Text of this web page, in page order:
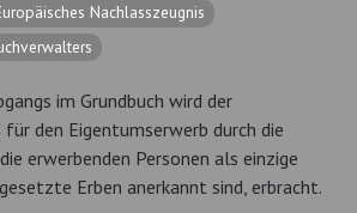
Nachlasszeugnis
im Grundbuch wird der
für den Eigentumserwerb durch die
erwerbenden Personen als einzige
Erben anerkannt sind, erbracht.